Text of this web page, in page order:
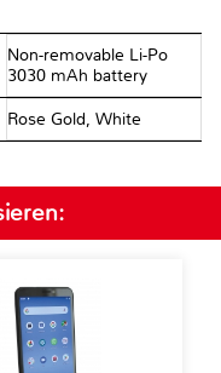
Non-removable Li-Po
3030 mAh battery
Rose Gold, White